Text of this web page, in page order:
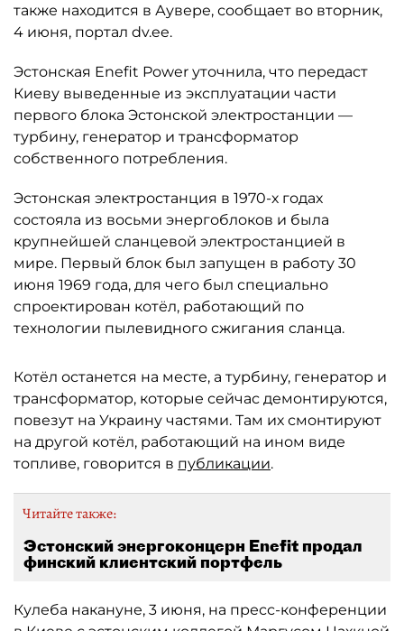
также находится в Аувере, сообщает во вторник,
4 июня, портал dv.ee.
Эстонская Enefit Power уточнила, что передаст
Киеву выведенные из эксплуатации части
первого блока Эстонской электростанции —
турбину, генератор и трансформатор
собственного потребления.
Эстонская электростанция в 1970-х годах
состояла из восьми энергоблоков и была
крупнейшей сланцевой электростанцией в
мире. Первый блок был запущен в работу 30
июня 1969 года, для чего был специально
спроектирован котёл, работающий по
технологии пылевидного сжигания сланца.
Котёл останется на месте, а турбину, генератор и
трансформатор, которые сейчас демонтируются,
повезут на Украину частями. Там их смонтируют
на другой котёл, работающий на ином виде
топливе, говорится в публикации.
Читайте также:
Эстонский энергоконцерн Enefit продал
финский клиентский портфель
Кулеба накануне, 3 июня, на пресс-конференции